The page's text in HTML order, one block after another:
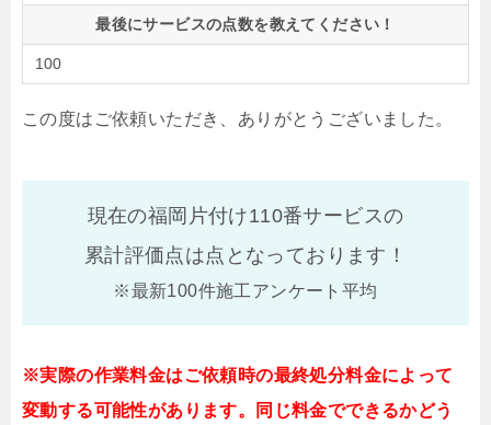
最後にサービスの点数を教えてください！
100
この度はご依頼いただき、ありがとうございました。
現在の福岡片付け110番サービスの
累計評価点は点となっております！
※最新100件施工アンケート平均
※実際の作業料金はご依頼時の最終処分料金によって
変動する可能性があります。同じ料金でできるかどう